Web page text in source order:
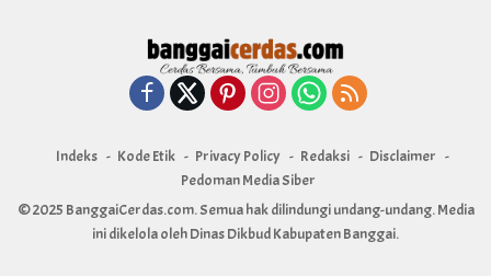
Indeks Kode Etik Privacy Policy Redaksi
Disclaimer
Pedoman Media Siber
© 2025 BanggaiCerdas.com. Semua hak dilindungi undang-undang. Media
ini dikelola oleh Dinas Dikbud Kabupaten Banggai.